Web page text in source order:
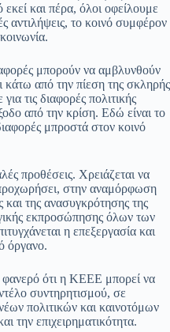
και πέρα, όλοι οφείλουμε
αντιλήψεις, το κοινό συμφέρον
μπορούν να αμβλυνθούν
κάτω από την πίεση της σκληρής
τις διαφορές πολιτικής
από την κρίση. Εδώ είναι το
μπροστά στον κοινό
προθέσεις. Χρειάζεται να
στην αναμόρφωση
της ανασυγκρότησης της
εκπροσώπησης όλων των
η επεξεργασία και
όργανο.
φανερό ότι η ΚΕΕΕ μπορεί να
συντηρητισμού, σε
πολιτικών και καινοτόμων
την επιχειρηματικότητα.